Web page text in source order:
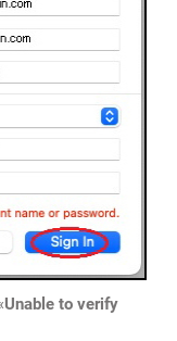
Unable to verify